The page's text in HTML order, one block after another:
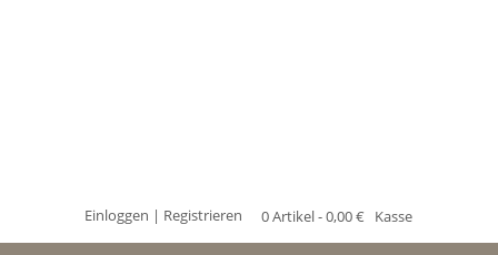
Einloggen | Registrieren 0 Artikel - 0,00 € Kasse